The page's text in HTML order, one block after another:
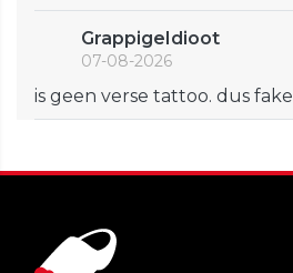
GrappigeIdioot
07-08-2026
is geen verse tattoo. dus fake